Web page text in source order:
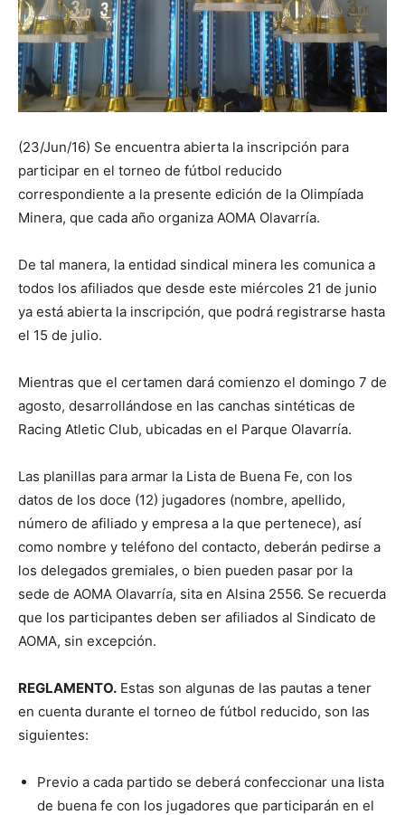
(23/Jun/16) Se encuentra abierta la inscripción para
participar en el torneo de fútbol reducido
correspondiente a la presente edición de la Olimpíada
Minera, que cada año organiza AOMA Olavarría.
De tal manera, la entidad sindical minera les comunica a
todos los afiliados que desde este miércoles 21 de junio
ya está abierta la inscripción, que podrá registrarse hasta
el 15 de julio.
Mientras que el certamen dará comienzo el domingo 7 de
agosto, desarrollándose en las canchas sintéticas de
Racing Atletic Club, ubicadas en el Parque Olavarría.
Las planillas para armar la Lista de Buena Fe, con los
datos de los doce (12) jugadores (nombre, apellido,
número de afiliado y empresa a la que pertenece), así
como nombre y teléfono del contacto, deberán pedirse a
los delegados gremiales, o bien pueden pasar por la
sede de AOMA Olavarría, sita en Alsina 2556. Se recuerda
que los participantes deben ser afiliados al Sindicato de
AOMA, sin excepción.
REGLAMENTO. Estas son algunas de las pautas a tener
en cuenta durante el torneo de fútbol reducido, son las
siguientes:
Previo a cada partido se deberá confeccionar una lista
de buena fe con los jugadores que participarán en el